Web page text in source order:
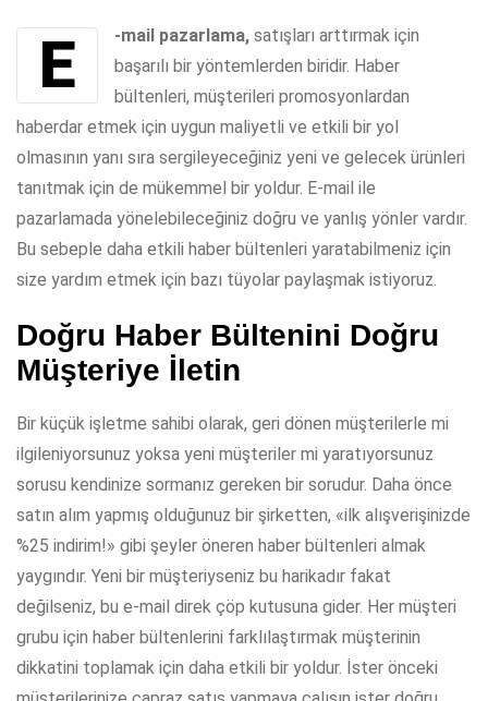
E-mail pazarlama, satışları arttırmak için
başarılı bir yöntemlerden biridir. Haber
bültenleri, müşterileri promosyonlardan
haberdar etmek için uygun maliyetli ve etkili bir yol
olmasının yanı sıra sergileyeceğiniz yeni ve gelecek ürünleri
tanıtmak için de mükemmel bir yoldur. E-mail ile
pazarlamada yönelebileceğiniz doğru ve yanlış yönler vardır.
Bu sebeple daha etkili haber bültenleri yaratabilmeniz için
size yardım etmek için bazı tüyolar paylaşmak istiyoruz.
Doğru Haber Bültenini Doğru
Müşteriye İletin
Bir küçük işletme sahibi olarak, geri dönen müşterilerle mi
ilgileniyorsunuz yoksa yeni müşteriler mi yaratıyorsunuz
sorusu kendinize sormanız gereken bir sorudur. Daha önce
satın alım yapmış olduğunuz bir şirketten, «ilk alışverişinizde
%25 indirim!» gibi şeyler öneren haber bültenleri almak
yaygındır. Yeni bir müşteriyseniz bu harikadır fakat
değilseniz, bu e-mail direk çöp kutusuna gider. Her müşteri
grubu için haber bültenlerini farklılaştırmak müşterinin
dikkatini toplamak için daha etkili bir yoldur. İster önceki